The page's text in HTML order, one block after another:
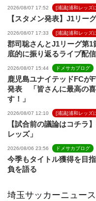
2026/08/07 17:52 [浦議]浦和レッズ
【スタメン発表】J1リー
2026/08/07 17:33 [浦議]浦和レッズ
郡司聡さんとJ1リーグ第
底的に振り返るライブ配
2026/08/07 15:44 ドメサカブログ
鹿児島ユナイテッドFCが
発表 「皆さんに最高の喜
す！」
2026/08/07 12:10 [浦議]浦和レッズ
【試合前の議論はコチラ
レッズ」
2026/08/06 23:56 ドメサカブログ
今季もタイトル獲得を目
負を語る
埼玉サッカーニュース